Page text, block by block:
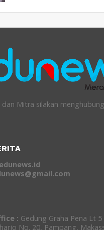
dan Mitra silakan
: Gedung Graha Pena Lt 5
No. 20, Pampang,